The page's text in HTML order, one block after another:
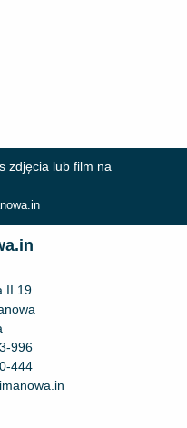
zdjęcia lub film na
II 19
996
444